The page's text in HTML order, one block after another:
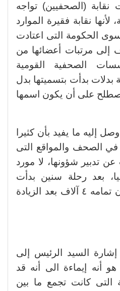
نقابة (الصحفيين) تواجه
لأنها نقابة فقيرة الموارد
الحكومة التى اعتادت
إلى مرتبات أعضائها من
الصحفية القومية
بدلات بدأت بتسميتها بدل
على أن يكون اسمها
إليه ما يفيد بأن كثيرا
الصحف والمواقع التى
تدبير شؤونها، لا مورد
بعد رحلة سنين بدأت
بعشرين جنيه ليصير الآن تمامه ٤ آلاف بعد الزيادة
السيد الرئيس إلى
هو أنه إيماءة الى أنه قد
التى كانت تجمع ما بين